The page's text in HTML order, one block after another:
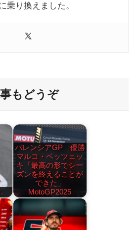
乗り換えました。
もどうぞ
バレンシアGP 優勝
マルコ・ベッツェッ
キ「最高の形でシー
ズンを終えることが
できた」
MotoGP2025